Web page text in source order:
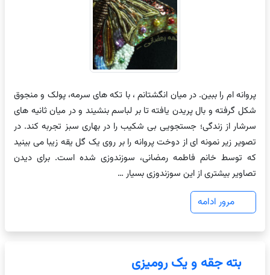
پروانه ام را ببین. در میان انگشتانم ، با تکه های سرمه، پولک و منجوق
شکل گرفته و بال پریدن یافته تا بر لباسم بنشیند و در میان ثانیه های
سرشار از زندگی؛ جستجویی بی شکیب را در بهاری سبز تجربه کند. در
تصویر زیر نمونه ای از دوخت پروانه را بر روی یک گل یقه زیبا می بینید
که توسط خانم فاطمه رمضانی، سوزندوزی شده است. برای دیدن
تصاویر بیشتری از این سوزندوزی بسیار …
مرور ادامه
بته جقه و یک رومیزی